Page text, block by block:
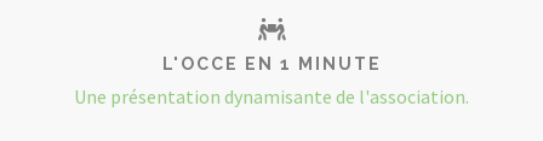
L'OCCE EN 1 MINUTE
Une présentation dynamisante de l'association.